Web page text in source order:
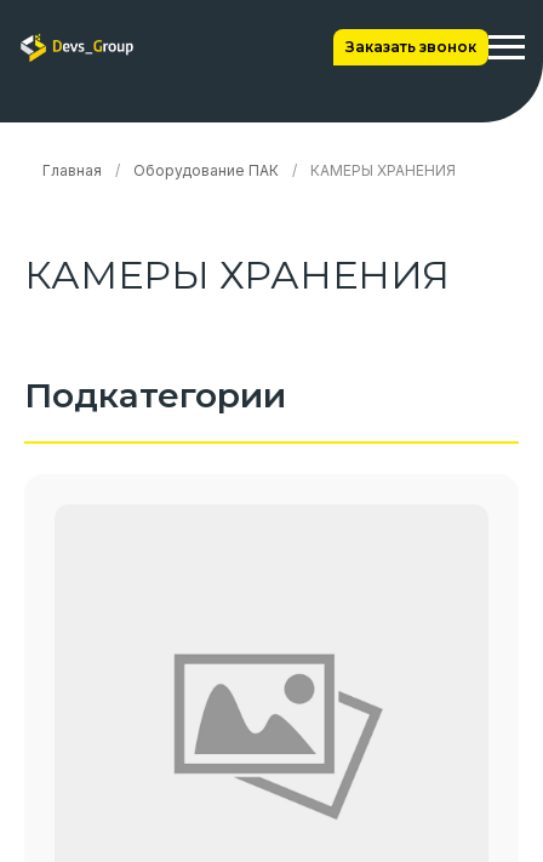
Заказать звонок
Главная / Оборудование ПАК / КАМЕРЫ ХРАНЕНИЯ
КАМЕРЫ ХРАНЕНИЯ
Подкатегории